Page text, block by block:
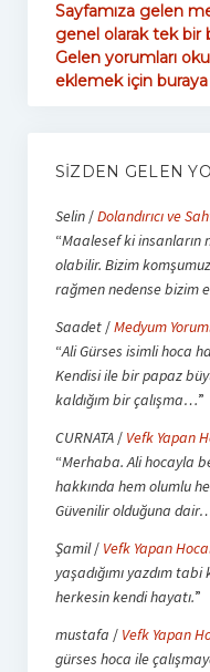
Sayfamıza gelen
genel olarak tek bir
Gelen yorumları
eklemek için buraya
SIZDEN GELEN
Selin/Dolandırıcı ve
“Maalesef ki insanların
olabilir. Bizim
rağmen nedense bizim
Saadet/Medyum
“Ali Gürses isimli hoca
Kendisi ile bir papaz
kaldığım bir çalışma…”
CURNATA/ Vefk Yapan
“Merhaba. Ali hocayla
hakkında hem olumlu
Güvenilir olduğuna
Şamil/ Vefk Yapan
yaşadığımı yazdım
herkesin kendi hayatı.”
mustafa / Vefk Yapan
gürses hoca ile